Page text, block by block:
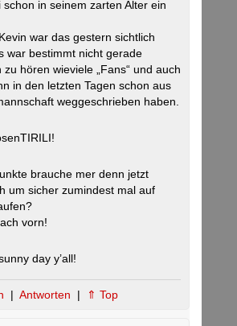
schon in seinem zarten Alter ein
war das gestern sichtlich
war bestimmt nicht gerade
hören wieviele „Fans“ und auch
in den letzten Tagen schon aus
weggeschrieben haben.
brauche mer denn jetzt
um sicher zumindest mal auf
vorn!
day y’all!
| Antworten | ⇑ Top